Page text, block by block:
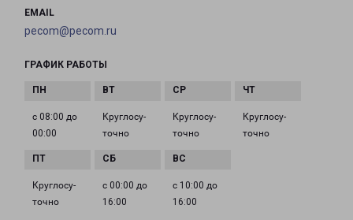
EMAIL
pecom@pecom.ru
ГРАФИК РАБОТЫ
с 08:00 до
00:00
Круглосу­
точно
Круглосу­
точно
Круглосу­
точно
Круглосу­
точно
с 00:00 до
16:00
с 10:00 до
16:00